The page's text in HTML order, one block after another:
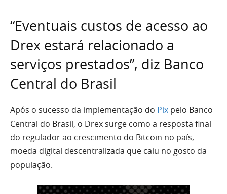
“Eventuais custos de acesso ao
Drex estará relacionado a
serviços prestados”, diz Banco
Central do Brasil
Após o sucesso da implementação do Pix pelo Banco
Central do Brasil, o Drex surge como a resposta final
do regulador ao crescimento do Bitcoin no país,
moeda digital descentralizada que caiu no gosto da
população.